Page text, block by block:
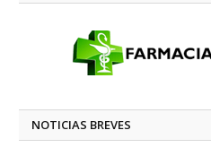
NOTICIAS BREVES